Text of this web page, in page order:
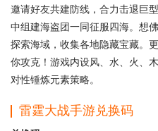
邀请好友共建防线，合力击退巨
中组建海盗团一同征服四海。想
探索海域，收集各地隐藏宝藏。
你攻克！游戏内设风、水、火、
对性锤炼元素策略。
雷霆大战手游兑换码